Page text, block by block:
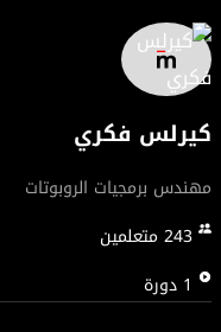
كيرلس فكري
مهندس برمجيات الروبوتات
243متعلمين
1 دورة